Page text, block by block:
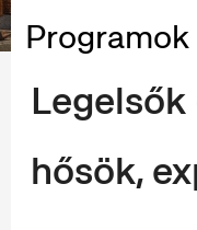
Programok
Legelsők
hősök,